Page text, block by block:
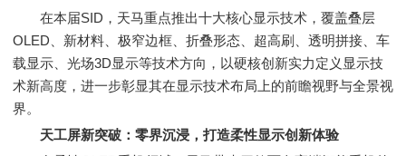
在本届SID，天马重点推出十大核心显示技术，覆盖叠层
OLED、新材料、极窄边框、折叠形态、超高刷、透明拼接、车
载显示、光场3D显示等技术方向，以硬核创新实力定义显示技
术新高度，进一步彰显其在显示技术布局上的前瞻视野与全景视
界。
天工屏新突破：零界沉浸，打造柔性显示创新体验